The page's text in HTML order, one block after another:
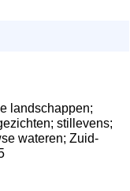
landschappen;
stillevens;
wateren; Zuid-